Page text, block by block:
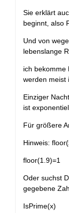
Sie erklärt
beginnt, also
Und von
lebenslange
ich bekomme
werden meist
Einziger
ist
Für größere
Hinweis:
floor(1.9)=1
Oder suchst
gegebene
IsPrime(x)